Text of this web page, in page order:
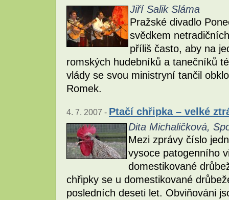
Jiří Salik Sláma
Pražské divadlo
svědkem
příliš často, aby na
romských hudebníků a tanečníků
vlády se svou ministryní tančil
Romek.
4. 7. 2007 - Ptačí chřipka – velké
Dita Michaličková,
Mezi zprávy číslo
vysoce patogenního
domestikované
chřipky se u domestikované
posledních deseti let. Obviňováni